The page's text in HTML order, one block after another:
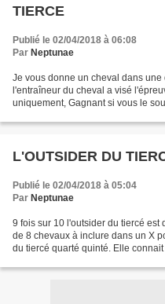
TIERCE
Publié le 02/04/2018 à 06:08
Par Neptunae
Je vous donne un cheval dans
l'entraîneur du cheval a visé
uniquement, Gagnant si vous le
L'OUTSIDER DU
Publié le 02/04/2018 à 05:04
Par Neptunae
9 fois sur 10 l'outsider du tiercé est
de 8 chevaux à inclure dans un X
du tiercé quarté quinté. Elle